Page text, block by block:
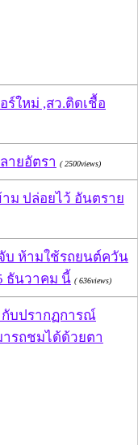
ร์ใหม่ ,สว.ติดเชื้อ
ายอัตรา ( 2500views)
ม ปล่อยไว้ อันตราย
บ ห้ามใช้รถยนต์ควัน
ธันวาคม นี้ ( 636views)
กับปรากฏการณ์
รถชมได้ด้วยตา